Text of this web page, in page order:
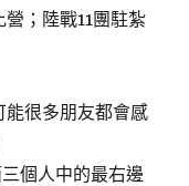
；陸戰11團駐紮
能很多朋友都會感
個人中的最右邊